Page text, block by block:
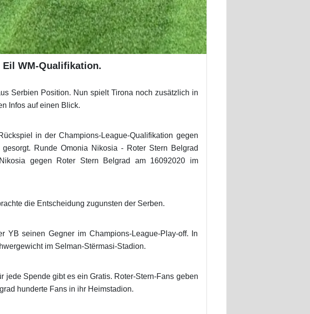
WM-Qualifikation.
Serbien Position. Nun spielt Tirona noch zusätzlich in
Infos auf einen Blick.
in der Champions-League-Qualifikation gegen
Runde Omonia Nikosia - Roter Stern Belgrad
gegen Roter Stern Belgrad am 16092020 im
die Entscheidung zugunsten der Serben.
YB seinen Gegner im Champions-League-Play-off. In
im Selman-Stërmasi-Stadion.
jede Spende gibt es ein Gratis. Roter-Stern-Fans geben
hunderte Fans in ihr Heimstadion.